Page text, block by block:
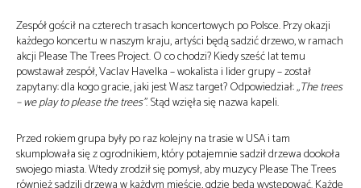
Zespół gościł na czterech trasach koncertowych po Polsce. Przy okazji
każdego koncertu w naszym kraju, artyści będą sadzić drzewo, w ramach
akcji Please The Trees Project. O co chodzi? Kiedy sześć lat temu
powstawał zespół, Vaclav Havelka – wokalista i lider grupy – został
zapytany: dla kogo gracie, jaki jest Wasz target? Odpowiedział:„The trees
– we play to please the trees”. Stąd wzięła się nazwa kapeli.
Przed rokiem grupa były po raz kolejny na trasie w USA i tam
skumplowała się z ogrodnikiem, który potajemnie sadził drzewa dookoła
swojego miasta. Wtedy zrodził się pomysł, aby muzycy Please The Trees